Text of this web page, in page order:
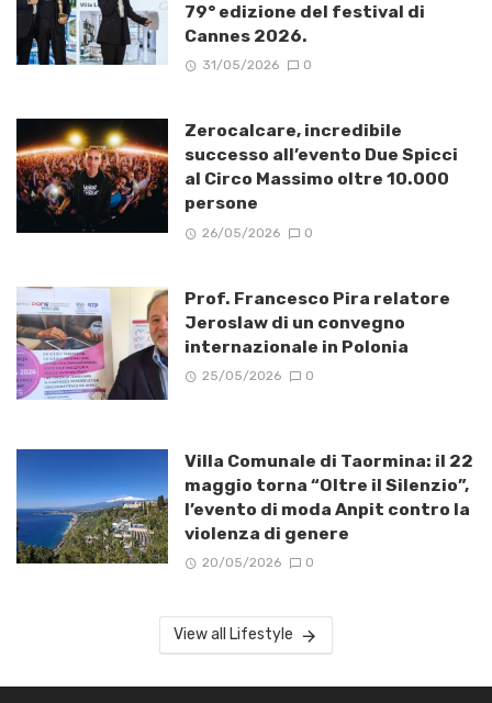
79° edizione del festival di
Cannes 2026.
31/05/2026 0
Zerocalcare, incredibile
successo all’evento Due Spicci
al Circo Massimo oltre 10.000
persone
26/05/2026 0
Prof. Francesco Pira relatore
Jeroslaw di un convegno
internazionale in Polonia
25/05/2026 0
Villa Comunale di Taormina: il 22
maggio torna “Oltre il Silenzio”,
l’evento di moda Anpit contro la
violenza di genere
20/05/2026 0
View all Lifestyle